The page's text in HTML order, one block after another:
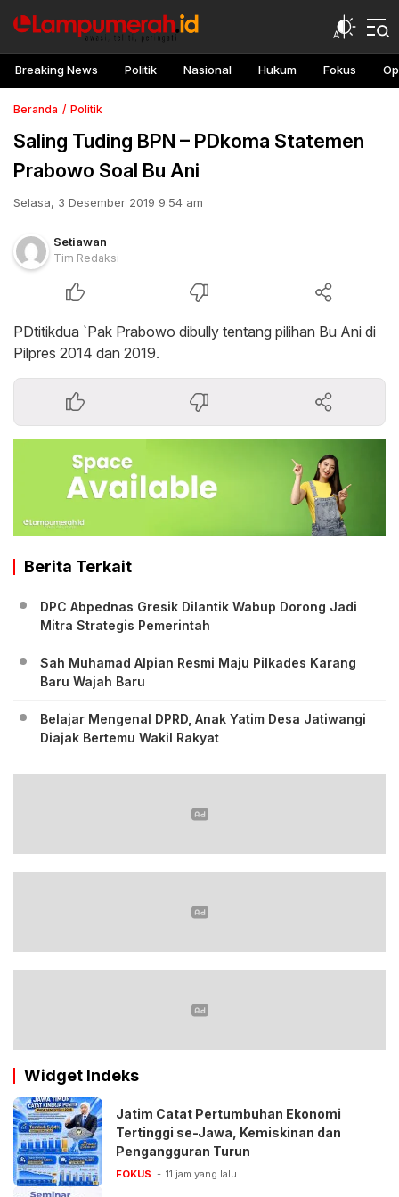
Breaking News Politik Nasional Hukum Fokus
Beranda Politik
Saling Tuding BPN – PDkoma Statemen
Prabowo Soal Bu Ani
Selasa, 3 Desember 2019 9:54 am
Setiawan
Tim Redaksi
PDtitikdua `Pak Prabowo dibully tentang pilihan Bu Ani di
Pilpres 2014 dan 2019.
Berita Terkait
DPC Abpednas Gresik Dilantik Wabup Dorong Jadi
Mitra Strategis Pemerintah
‎Sah Muhamad Alpian Resmi Maju Pilkades Karang
Baru Wajah Baru
‎Belajar Mengenal DPRD, Anak Yatim Desa Jatiwangi
Diajak Bertemu Wakil Rakyat
Widget Indeks
Jatim Catat Pertumbuhan Ekonomi
Tertinggi se-Jawa, Kemiskinan dan
Pengangguran Turun
FOKUS 11 jam yang lalu